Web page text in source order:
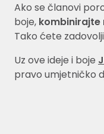
Ako se članovi
boje, kombinirajte
Tako ćete
Uz ove ideje i boje
pravo umjetničko